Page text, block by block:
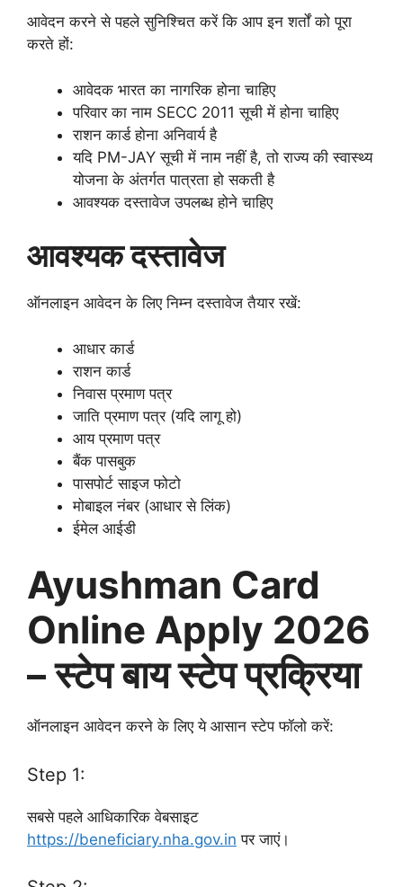
आवेदन करने से पहले सुनिश्चित करें कि आप इन शर्तों को पूरा
करते हों:
आवेदक भारत का नागरिक होना चाहिए
परिवार का नाम SECC 2011 सूची में होना चाहिए
राशन कार्ड होना अनिवार्य है
यदि PM-JAY सूची में नाम नहीं है, तो राज्य की स्वास्थ्य
योजना के अंतर्गत पात्रता हो सकती है
आवश्यक दस्तावेज उपलब्ध होने चाहिए
आवश्यक दस्तावेज
ऑनलाइन आवेदन के लिए निम्न दस्तावेज तैयार रखें:
आधार कार्ड
राशन कार्ड
निवास प्रमाण पत्र
जाति प्रमाण पत्र (यदि लागू हो)
आय प्रमाण पत्र
बैंक पासबुक
पासपोर्ट साइज फोटो
मोबाइल नंबर (आधार से लिंक)
ईमेल आईडी
Ayushman Card
Online Apply 2026
– स्टेप बाय स्टेप प्रक्रिया
ऑनलाइन आवेदन करने के लिए ये आसान स्टेप फॉलो करें:
Step 1:
सबसे पहले आधिकारिक वेबसाइट
https://beneficiary.nha.gov.in पर जाएं।